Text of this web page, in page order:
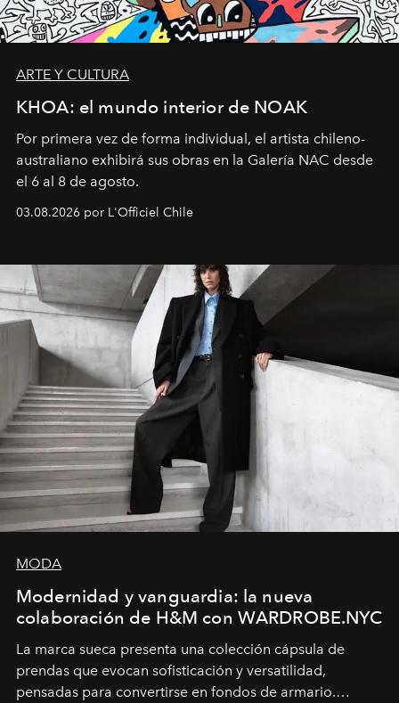
ARTE Y CULTURA
KHOA: el mundo interior de NOAK
Por primera vez de forma individual, el artista chileno-
australiano exhibirá sus obras en la Galería NAC desde
el 6 al 8 de agosto.
03.08.2026 por L'Officiel Chile
MODA
Modernidad y vanguardia: la nueva
colaboración de H&M con WARDROBE.NYC
La marca sueca presenta una colección cápsula de
prendas que evocan sofisticación y versatilidad,
pensadas para convertirse en fondos de armario.